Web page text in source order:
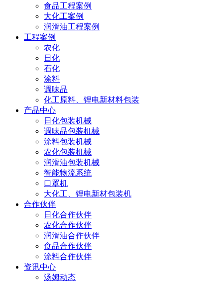
食品工程案例
大化工案例
润滑油工程案例
工程案例
农化
日化
石化
涂料
调味品
化工原料、锂电新材料包装
产品中心
日化包装机械
调味品包装机械
涂料包装机械
农化包装机械
润滑油包装机械
智能物流系统
口罩机
大化工、锂电新材包装机
合作伙伴
日化合作伙伴
农化合作伙伴
润滑油合作伙伴
食品合作伙伴
涂料合作伙伴
资讯中心
汤姆动态